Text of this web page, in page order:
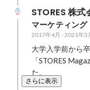
STORES 株式
マーケティング
2017年4月 -2021年3
大学入学前から
「STORES
た。
さらに表示